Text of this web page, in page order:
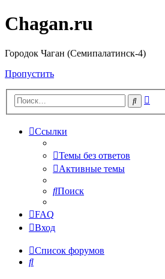
Chagan.ru
Городок Чаган (Семипалатинск-4)
Пропустить
Поиск
Ссылки
Темы без ответов
Активные темы
Поиск
FAQ
Вход
Список форумов
Поиск